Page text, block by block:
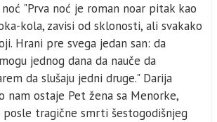
"Prva noć je roman noar pitak kao
kola, zavisi od sklonosti, ali svakako
Hrani pre svega jedan san: da
jednog dana da nauče da
da slušaju jedni druge." Darija
nam ostaje Pet žena sa Menorke,
posle tragične smrti šestogodišnjeg